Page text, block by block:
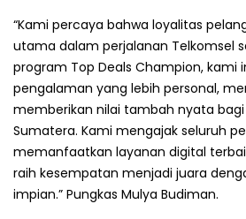
“Kami percaya bahwa loyalitas
utama dalam perjalanan Telkomsel
program Top Deals Champion, kami
pengalaman yang lebih personal,
memberikan nilai tambah nyata
Sumatera. Kami mengajak seluruh
memanfaatkan layanan digital
raih kesempatan menjadi juara
impian.” Pungkas Mulya Budiman.